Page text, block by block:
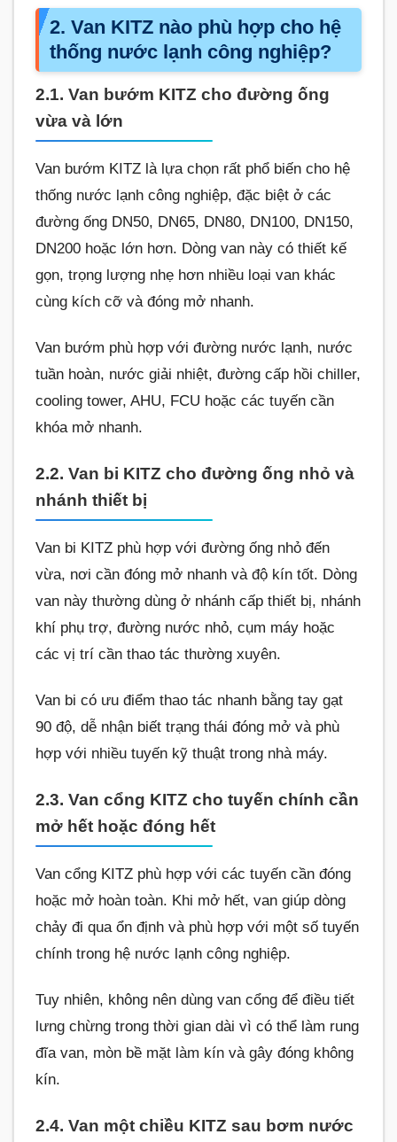
2. Van KITZ nào phù hợp cho hệ
thống nước lạnh công nghiệp?
2.1. Van bướm KITZ cho đường ống
vừa và lớn
Van bướm KITZ là lựa chọn rất phổ biến cho hệ
thống nước lạnh công nghiệp, đặc biệt ở các
đường ống DN50, DN65, DN80, DN100, DN150,
DN200 hoặc lớn hơn. Dòng van này có thiết kế
gọn, trọng lượng nhẹ hơn nhiều loại van khác
cùng kích cỡ và đóng mở nhanh.
Van bướm phù hợp với đường nước lạnh, nước
tuần hoàn, nước giải nhiệt, đường cấp hồi chiller,
cooling tower, AHU, FCU hoặc các tuyến cần
khóa mở nhanh.
2.2. Van bi KITZ cho đường ống nhỏ và
nhánh thiết bị
Van bi KITZ phù hợp với đường ống nhỏ đến
vừa, nơi cần đóng mở nhanh và độ kín tốt. Dòng
van này thường dùng ở nhánh cấp thiết bị, nhánh
khí phụ trợ, đường nước nhỏ, cụm máy hoặc
các vị trí cần thao tác thường xuyên.
Van bi có ưu điểm thao tác nhanh bằng tay gạt
90 độ, dễ nhận biết trạng thái đóng mở và phù
hợp với nhiều tuyến kỹ thuật trong nhà máy.
2.3. Van cổng KITZ cho tuyến chính cần
mở hết hoặc đóng hết
Van cổng KITZ phù hợp với các tuyến cần đóng
hoặc mở hoàn toàn. Khi mở hết, van giúp dòng
chảy đi qua ổn định và phù hợp với một số tuyến
chính trong hệ nước lạnh công nghiệp.
Tuy nhiên, không nên dùng van cổng để điều tiết
lưng chừng trong thời gian dài vì có thể làm rung
đĩa van, mòn bề mặt làm kín và gây đóng không
kín.
2.4. Van một chiều KITZ sau bơm nước